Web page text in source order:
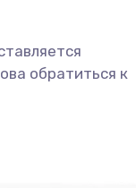
обратиться к